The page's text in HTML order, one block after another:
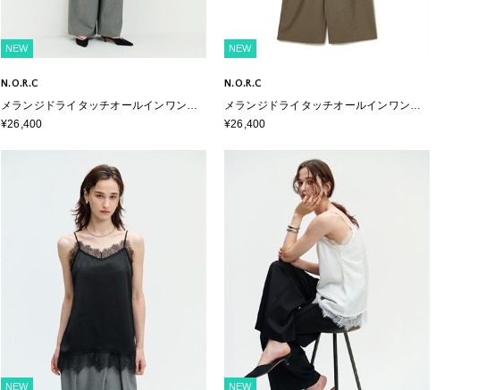
NEW
N.O.R.C
メランジドライタッチオールインワン
【ウォッシャブル】
¥26,400
NEW
N.O.R.C
メランジドライタッチオールインワン
【ウォッシャブル】
¥26,400
NEW NEW